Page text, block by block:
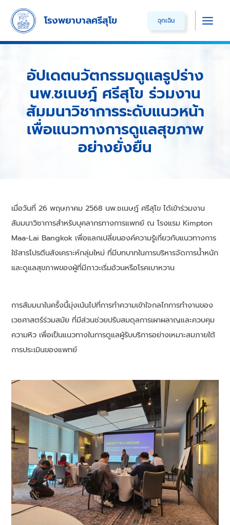
content
โรงพยาบาลศรีสุโข ฉุกเฉิน
Main
อัปเดตนวัตกรรมดูแลรูปร่าง
นพ.ชเนษฎ์ ศรีสุโข ร่วมงาน
สัมมนาวิชาการระดับแนวหน้า
เพื่อแนวทางการดูแลสุขภาพ
อย่างยั่งยืน
เมื่อวันที่ 26 พฤษภาคม 2568 นพ.ชเนษฎ์ ศรีสุโข ได้เข้าร่วมงาน
สัมมนาวิชาการสำหรับบุคลากรทางการแพทย์ ณ โรงแรม Kimpton
Maa-Lai Bangkok เพื่อแลกเปลี่ยนองค์ความรู้เกี่ยวกับแนวทางการ
ใช้สารโปรตีนสังเคราะห์กลุ่มใหม่ ที่มีบทบาทในการบริหารจัดการน้ำหนัก
และดูแลสุขภาพของผู้ที่มีภาวะเริ่มอ้วนหรือโรคเบาหวาน
การสัมมนาในครั้งนี้มุ่งเน้นไปที่การทำความเข้าใจกลไกการทำงานของ
เวชศาสตร์ร่วมสมัย ที่มีส่วนช่วยปรับสมดุลการเผาผลาญและควบคุม
ความหิว เพื่อเป็นแนวทางในการดูแลผู้รับบริการอย่างเหมาะสมภายใต้
การประเมินของแพทย์